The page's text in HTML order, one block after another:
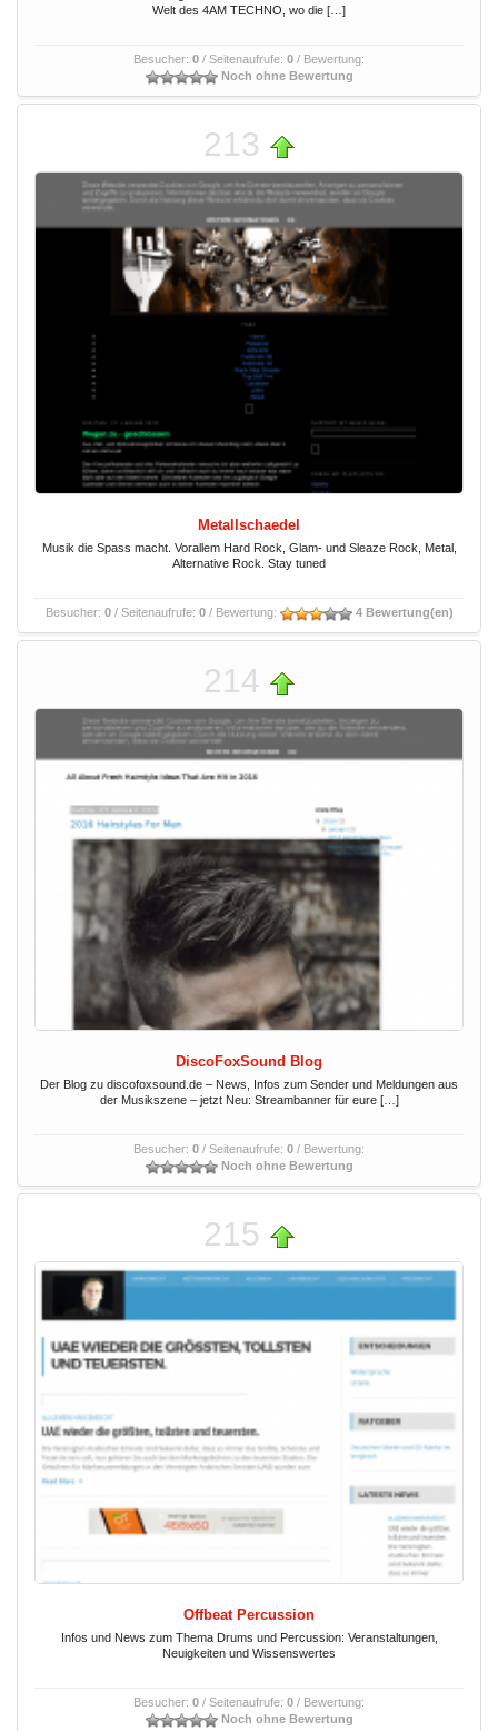
Welt des 4AM TECHNO, wo die […]
Besucher: 0 / Seitenaufrufe: 0 / Bewertung:
Noch ohne Bewertung
213
Metallschaedel
Musik die Spass macht. Vorallem Hard Rock, Glam- und Sleaze Rock, Metal,
Alternative Rock. Stay tuned
Besucher: 0/ Seitenaufrufe: 0/ Bewertung: 4 Bewertung(en)
214
DiscoFoxSound Blog
Der Blog zu discofoxsound.de – News, Infos zum Sender und Meldungen aus
der Musikszene – jetzt Neu: Streambanner für eure […]
Besucher: 0 / Seitenaufrufe: 0 / Bewertung:
Noch ohne Bewertung
215
Offbeat Percussion
Infos und News zum Thema Drums und Percussion: Veranstaltungen,
Neuigkeiten und Wissenswertes
Besucher: 0 / Seitenaufrufe: 0 / Bewertung:
Noch ohne Bewertung